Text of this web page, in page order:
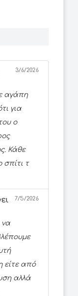
3/6/2026
αγάπη
για
ο
Κάθε
τ
7/5/2026
να
είτε από
αλλά